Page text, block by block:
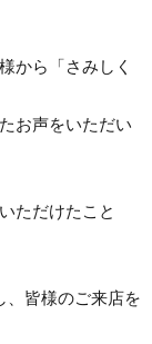
から「さみしく
お声をいただい
ただけたこと
、皆様のご来店を